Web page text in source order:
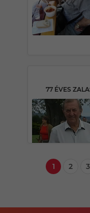
77 ÉVES
1 2 3